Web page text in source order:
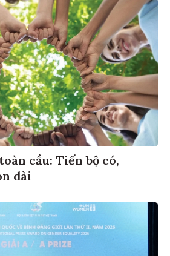
cầu: Tiến bộ có,
dài